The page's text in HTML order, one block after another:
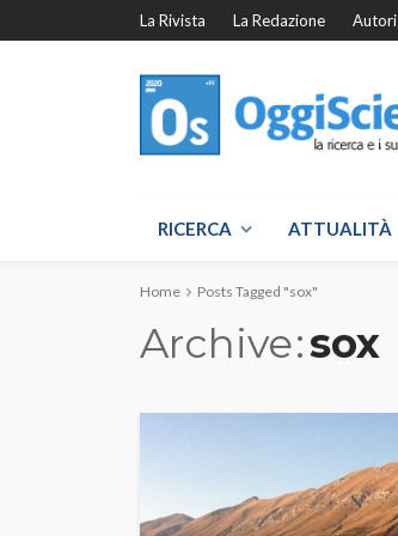
La Rivista La Redazione Autori
RICERCA ATTUALITÀ
Home Posts Tagged "sox"
Archive sox